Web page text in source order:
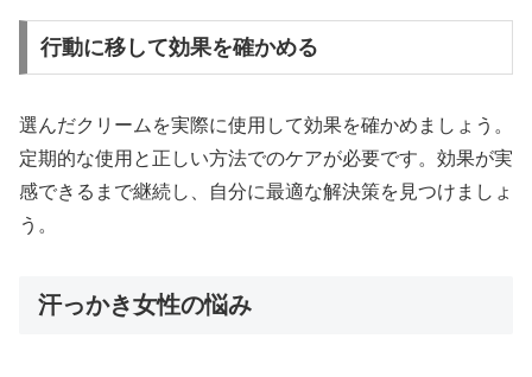
行動に移して効果を確かめる
選んだクリームを実際に使用して効果を確かめましょう。
定期的な使用と正しい方法でのケアが必要です。効果が実
感できるまで継続し、自分に最適な解決策を見つけましょ
う。
汗っかき女性の悩み